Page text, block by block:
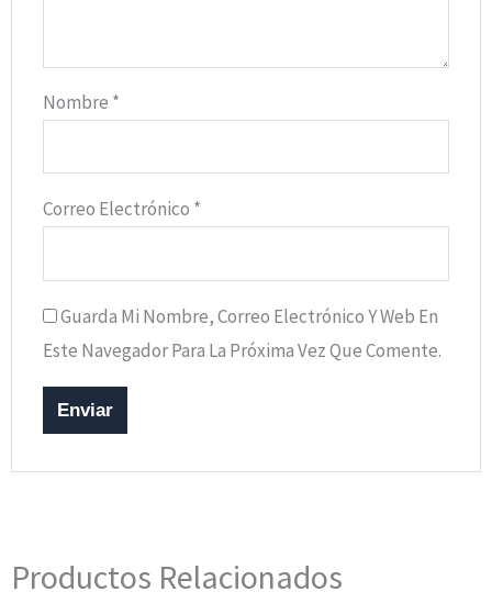
Nombre *
Correo Electrónico *
Guarda Mi Nombre, Correo Electrónico Y Web En
Este Navegador Para La Próxima Vez Que Comente.
Productos Relacionados